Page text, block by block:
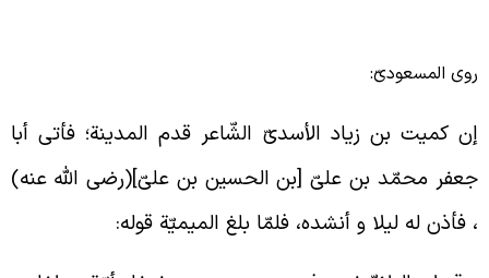
المسعودیّ:
کمیت بن زیاد الأسدیّ الشّاعر قدم المدینة؛ فأتی أبا
محمّد بن علیّ [بن الحسین بن علیّ](رضی الله عنه)
فأذن له لیلا و أنشده، فلمّا بلغ المیمیّة قوله: